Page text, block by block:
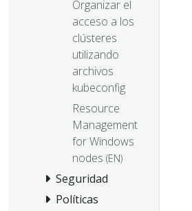
Organizar el
acceso a los
clústeres
utilizando
archivos
kubeconfig
Resource
Management
for Windows
nodes (EN)
Seguridad
Políticas